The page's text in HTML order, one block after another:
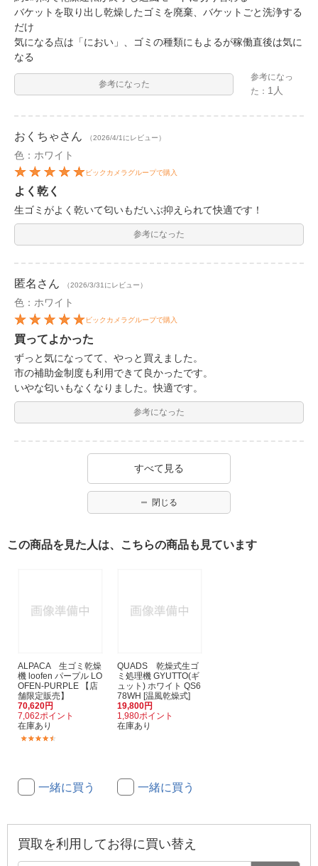
バケットを取り出し乾燥したゴミを廃棄、バケットごと洗浄する
だけ
気になる点は「におい」、ゴミの種類にもよるが稼働直後は気に
なる
参考になった
参考になっ
た： 1人
おくちゃ さん （2026/4/1にレビュー）
色：ホワイト
ビックカメラグループで購入
よく乾く
生ゴミがよく乾いて匂いもだいぶ抑えられて快適です！
参考になった
匿名 さん （2026/3/31にレビュー）
色：ホワイト
ビックカメラグループで購入
買ってよかった
ずっと気になってて、やっと買えました。
市の補助金制度も利用できて良かったです。
いやな匂いもなくなりました。快適です。
参考になった
すべて見る
閉じる
この商品を見た人は、こちらの商品も見ています
ALPACA 生ゴミ乾燥
機 loofen パープル LO
OFEN-PURPLE 【店
舗限定販売】
70,620円
7,062ポイント
在庫あり
一緒に買う
QUADS 乾燥式生ゴ
ミ処理機 GYUTTO(ギ
ュット) ホワイト QS6
78WH [温風乾燥式]
19,800円
1,980ポイント
在庫あり
一緒に買う
買取を利用してお得に買い替え